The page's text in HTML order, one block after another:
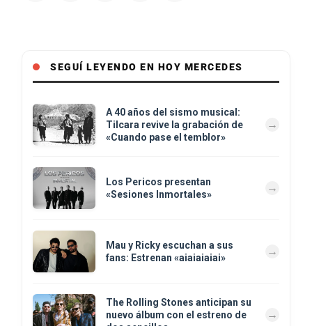
SEGUÍ LEYENDO EN HOY MERCEDES
A 40 años del sismo musical:
Tilcara revive la grabación de
«Cuando pase el temblor»
Los Pericos presentan
«Sesiones Inmortales»
Mau y Ricky escuchan a sus
fans: Estrenan «aiaiaiaiai»
The Rolling Stones anticipan su
nuevo álbum con el estreno de